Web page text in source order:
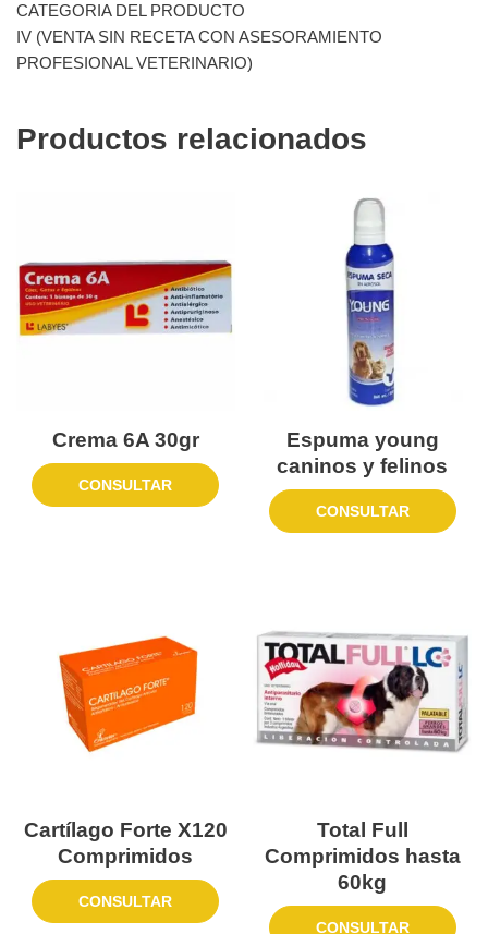
CATEGORIA DEL PRODUCTO
IV (VENTA SIN RECETA CON ASESORAMIENTO
PROFESIONAL VETERINARIO)
Productos relacionados
Crema 6A 30gr
CONSULTAR
Espuma young
caninos y felinos
CONSULTAR
Cartílago Forte X120
Comprimidos
CONSULTAR
Total Full
Comprimidos hasta
60kg
CONSULTAR